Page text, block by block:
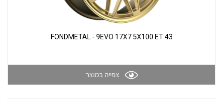
FONDMETAL - 9EVO 17X7 5X100 ET 43
צפייה במוצר